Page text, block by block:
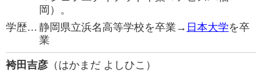
岡）。
学歴… 静岡県立浜名高等学校を卒業→ 日本大学を卒
業
袴田吉彦 （はかまだ よしひこ）